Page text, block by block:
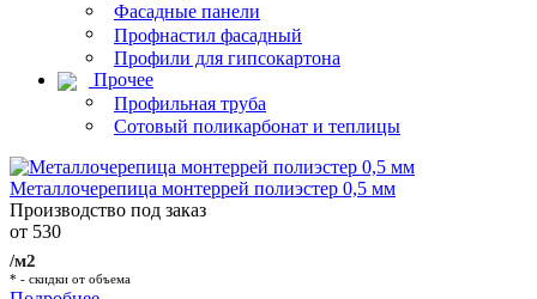
Фасадные панели
Профнастил фасадный
Профили для гипсокартона
Прочее
Профильная труба
Сотовый поликарбонат и теплицы
Металлочерепица монтеррей полиэстер 0,5 мм
Производство под заказ
от 530
/м2
* - скидки от объема